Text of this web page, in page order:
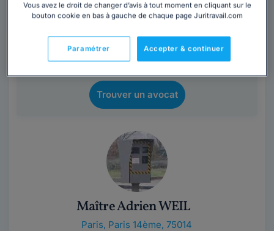
Vous souhaitez rencontrer un avocat en
cabinet à Paris 14ème ?
Obtenez 3 devis d'avocats près de chez vous
Trouver un avocat
Maître Adrien WEIL
Paris, Paris 14ème, 75014
Vous avez le droit de changer d’avis à tout moment en cliquant sur le
bouton cookie en bas à gauche de chaque page Juritravail.com
Accepter & continuer
Paramétrer